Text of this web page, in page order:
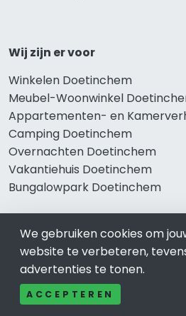
Wij zijn er voor
Winkelen Doetinchem
Meubel-Woonwinkel
Appartementen- en
Camping Doetinchem
Overnachten Doetinchem
Vakantiehuis Doetinchem
Bungalowpark Doetinchem
Thema’s
Klussenbedrijf Doetinchem
Notarissen Doetinchem
We gebruiken cookies om
website te verbeteren,
advertenties te tonen.
ACCEPTEREN